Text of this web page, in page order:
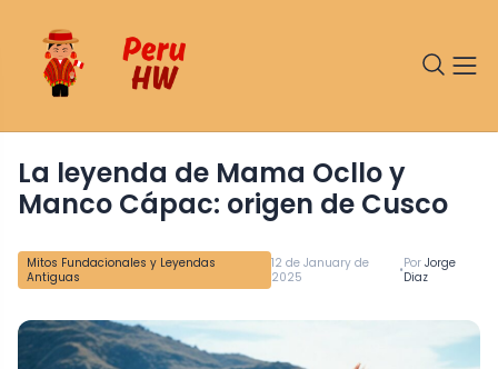
Mitos Fundacionales y Leyendas
Antiguas
12 de January de
2025
•Por Jorge
Diaz
La leyenda de Mama Ocllo y
Manco Cápac: origen de Cusco